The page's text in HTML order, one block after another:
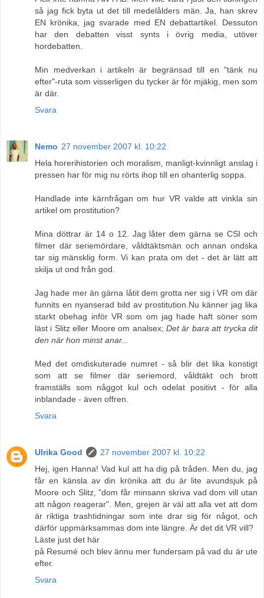
så jag fick byta ut det till medelålders män. Ja, han skrev
EN krönika, jag svarade med EN debattartikel. Dessuton
har den debatten visst synts i övrig media, utöver
hordebatten.
Min medverkan i artikeln är begränsad till en "tänk nu
efter"-ruta som visserligen du tycker är för mjäkig, men som
är där.
Svara
Nemo 27 november 2007 kl. 10:22
Hela horerihistorien och moralism, manligt-kvinnligt anslag i
pressen har för mig nu rörts ihop till en ohanterlig soppa.
Handlade inte kärnfrågan om hur VR valde att vinkla sin
artikel om prostitution?
Mina döttrar är 14 o 12. Jag låter dem gärna se CSI och
filmer där seriemördare, våldtäktsmän och annan ondska
tar sig mänsklig form. Vi kan prata om det - det är lätt att
skilja ut ond från god.
Jag hade mer än gärna låtit dem grotta ner sig i VR om där
funnits en nyanserad bild av prostitution.Nu känner jag lika
starkt obehag inför VR som om jag hade haft söner som
läst i Slitz eller Moore om analsex; Det är bara att trycka dit
den när hon minst anar...
Med det omdiskuterade numret - så blir det lika konstigt
som att se filmer där seriemord, våldtäkt och brott
framställs som någgot kul och odelat positivt - för alla
inblandade - även offren.
Svara
Ulrika Good
27 november 2007 kl. 10:22
Hej, igen Hanna! Vad kul att ha dig på tråden. Men du, jag
får en känsla av din krönika att du är lite avundsjuk på
Moore och Slitz, "dom får minsann skriva vad dom vill utan
att någon reagerar". Men, grejen är väl att alla vet att dom
är riktiga trashtidningar som inte drar sig för något, och
därför uppmärksammas dom inte längre. Är det dit VR vill?
Läste just det här
på Resumé och blev ännu mer fundersam på vad du är ute
efter.
Svara